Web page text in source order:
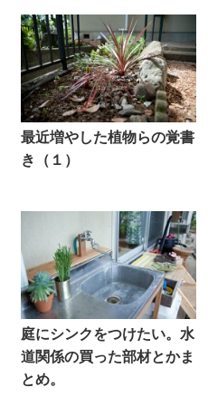
最近増やした植物らの覚書
き（１）
庭にシンクをつけたい。水
道関係の買った部材とかま
とめ。